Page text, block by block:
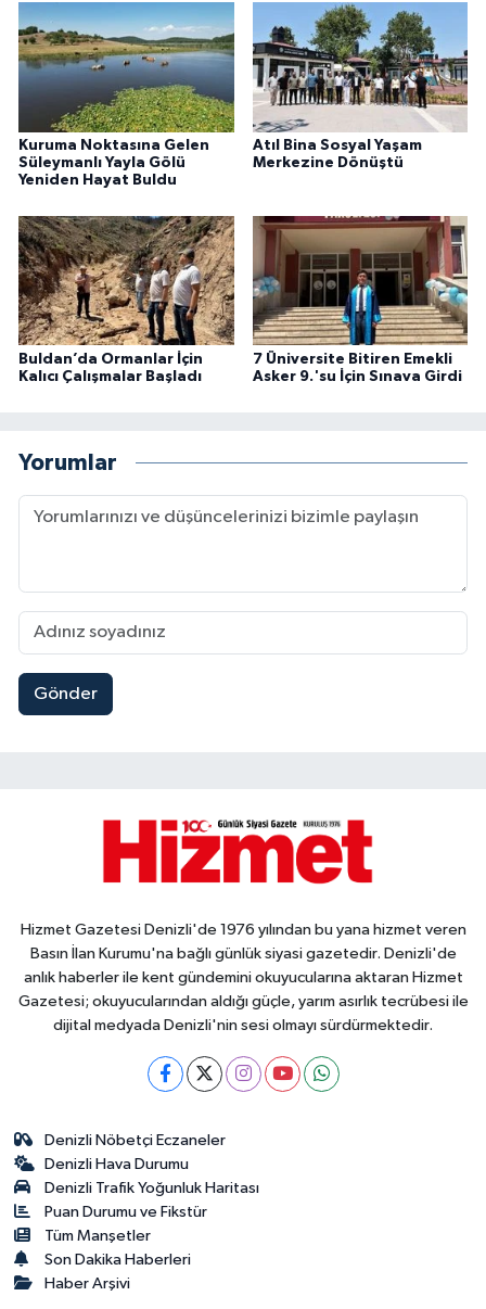
Kuruma Noktasına Gelen
Süleymanlı Yayla Gölü
Yeniden Hayat Buldu
Atıl Bina Sosyal Yaşam
Merkezine Dönüştü
Buldan’da Ormanlar İçin
Kalıcı Çalışmalar Başladı
7 Üniversite Bitiren Emekli
Asker 9.'su İçin Sınava Girdi
Yorumlar
Gönder
Hizmet Gazetesi Denizli'de 1976 yılından bu yana hizmet veren
Basın İlan Kurumu'na bağlı günlük siyasi gazetedir. Denizli'de
anlık haberler ile kent gündemini okuyucularına aktaran Hizmet
Gazetesi; okuyucularından aldığı güçle, yarım asırlık tecrübesi ile
dijital medyada Denizli'nin sesi olmayı sürdürmektedir.
Denizli Nöbetçi Eczaneler
Denizli Hava Durumu
Denizli Trafik Yoğunluk Haritası
Puan Durumu ve Fikstür
Tüm Manşetler
Son Dakika Haberleri
Haber Arşivi